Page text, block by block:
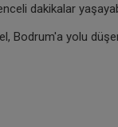
dakikalar
Bodrum'a yolu